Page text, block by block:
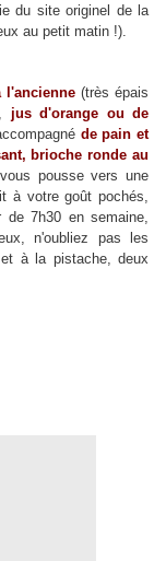
du site originel de la
au petit matin !).
l'ancienne (très épais
jus d'orange ou de
de pain et
brioche ronde au
pousse vers une
à votre goût pochés,
de 7h30 en semaine,
n'oubliez pas les
à la pistache, deux